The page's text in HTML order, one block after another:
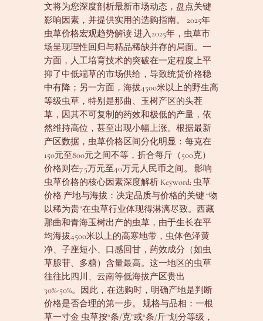
文将为您深度剖析最新市场动态，盘点关键
影响因素，并提供实用的选购指南。 2025年
虫草价格宏观趋势解读 进入2025年，虫草市
场呈现理性回归与精品稀缺并存的局面。一
方面，人工培育技术的突破在一定程度上平
抑了中低端草的市场供给，导致统货价格稳
中有降；另一方面，海拔4500米以上的野生高
等级虫草，特别是那曲、玉树产区的头茬
草，因其不可复制的药效和极低的产量，依
然维持高位，甚至出现小幅上涨。根据最新
产区数据，虫草价格区间分化明显：每克在
150元至800元之间不等，折合每斤（500克）
价格则在7.5万元至40万元人民币之间。 影响
虫草价格的核心因素深度解析 Keyword: 虫草
价格 产地与海拔：决定品质与价格的关键 “物
以稀为贵”在虫草行业体现得淋漓尽致。西藏
那曲和青海玉树出产的虫草，由于生长在平
均海拔4500米以上的高寒地带，虫体色泽黄
净、子座短小、口感回甘，药效成分（如虫
草腺苷、多糖）含量最高。这一地区的虫草
往往比四川、云南等低海拔产区贵出
30%-50%。因此，在选购时，明确产地是判断
价格是否合理的第一步。 规格与品相：一根
草一寸金 虫草按“条/克”或“条/斤”划分等级，